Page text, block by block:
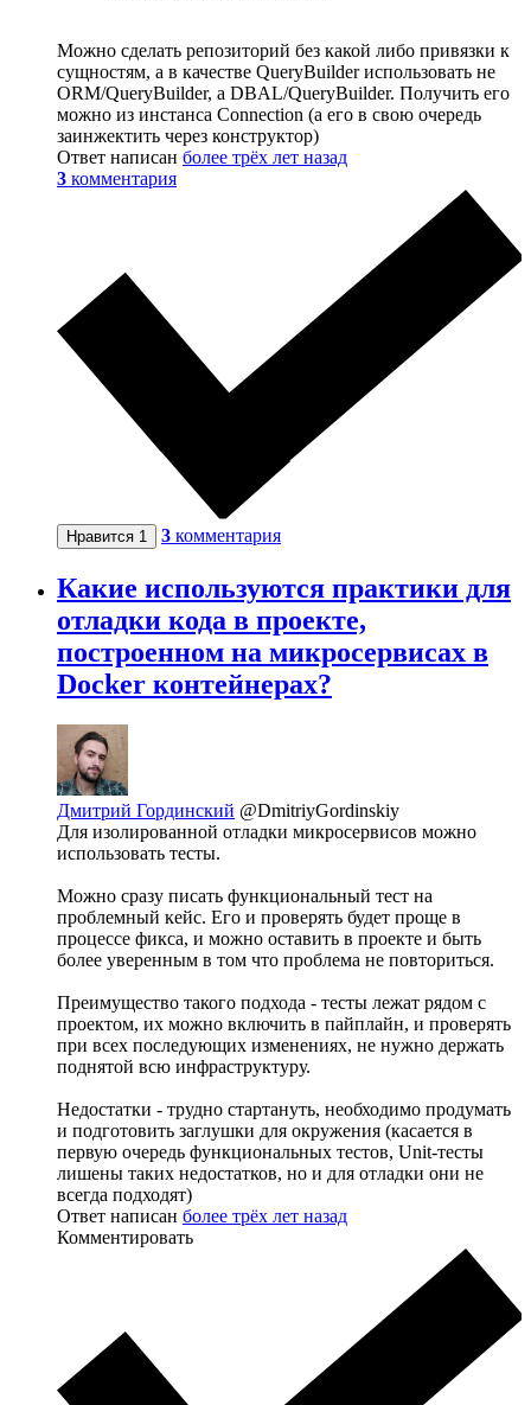
Можно сделать репозиторий без какой либо привязки к
сущностям, а в качестве QueryBuilder использовать не
ORM/QueryBuilder, а DBAL/QueryBuilder. Получить его
можно из инстанса Connection (а его в свою очередь
заинжектить через конструктор)
Ответ написан более трёх лет назад
3 комментария
Нравится 1 3 комментария
Какие используются практики для
отладки кода в проекте,
построенном на микросервисах в
Docker контейнерах?
Дмитрий Гординский @DmitriyGordinskiy
Для изолированной отладки микросервисов можно
использовать тесты.
Можно сразу писать функциональный тест на
проблемный кейс. Его и проверять будет проще в
процессе фикса, и можно оставить в проекте и быть
более уверенным в том что проблема не повториться.
Преимущество такого подхода - тесты лежат рядом с
проектом, их можно включить в пайплайн, и проверять
при всех последующих изменениях, не нужно держать
поднятой всю инфраструктуру.
Недостатки - трудно стартануть, необходимо продумать
и подготовить заглушки для окружения (касается в
первую очередь функциональных тестов, Unit-тесты
лишены таких недостатков, но и для отладки они не
всегда подходят)
Ответ написан более трёх лет назад
Комментировать